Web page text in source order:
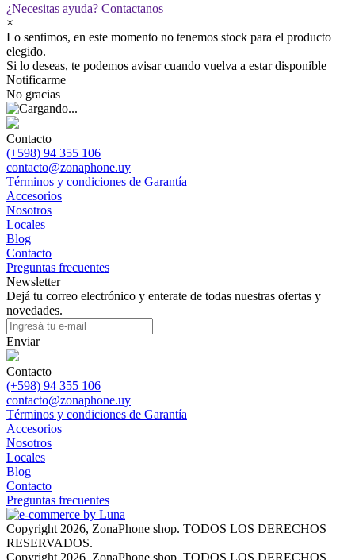
¿Necesitas ayuda? Contactanos
×
Lo sentimos, en este momento no tenemos stock para el producto
elegido.
Si lo deseas, te podemos avisar cuando vuelva a estar disponible
Notificarme
No gracias
Contacto
(+598) 94 355 106
contacto@zonaphone.uy
Términos y condiciones de Garantía
Accesorios
Nosotros
Locales
Blog
Contacto
Preguntas frecuentes
Newsletter
Dejá tu correo electrónico y enterate de todas nuestras ofertas y
novedades.
Enviar
Contacto
(+598) 94 355 106
contacto@zonaphone.uy
Términos y condiciones de Garantía
Accesorios
Nosotros
Locales
Blog
Contacto
Preguntas frecuentes
Copyright 2026, ZonaPhone shop. TODOS LOS DERECHOS
RESERVADOS.
Copyright 2026, ZonaPhone shop. TODOS LOS DERECHOS